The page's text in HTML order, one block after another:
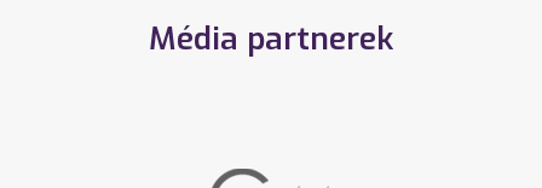
Média partnerek